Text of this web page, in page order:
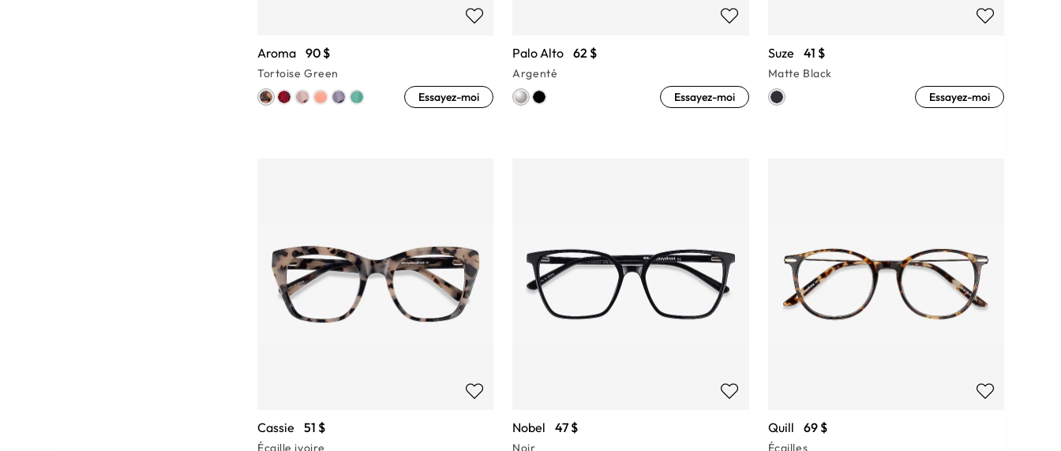
Aroma 90 $
Tortoise Green
Essayez-moi
Palo Alto 62 $
Argenté
Essayez-moi
Suze 41 $
Matte Black
Essayez-moi
Cassie 51 $
Écaille ivoire
Nobel 47 $
Noir
Quill 69 $
Écailles